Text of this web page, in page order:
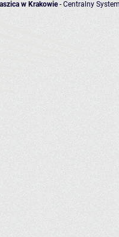
w Krakowie- Centralny